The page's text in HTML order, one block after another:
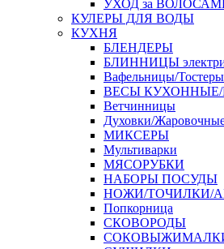
УХОД за
КУЛЕРЫ ДЛЯ ВОДЫ
КУХНЯ
БЛЕНДЕРЫ
БЛИННИЦЫ
Вафельницы/
ВЕСЫ КУХОННЫЕ/
Ветчинницы
Духовки/
МИКСЕРЫ
Мультиварки
МЯСОРУБКИ
НАБОРЫ ПОСУДЫ
НОЖИ/ТОЧИЛКИ/
Попкорница
СКОВОРОДЫ